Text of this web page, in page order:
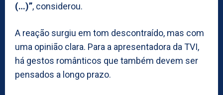
(…)”, considerou.
A reação surgiu em tom descontraído, mas com
uma opinião clara. Para a apresentadora da TVI,
há gestos românticos que também devem ser
pensados a longo prazo.